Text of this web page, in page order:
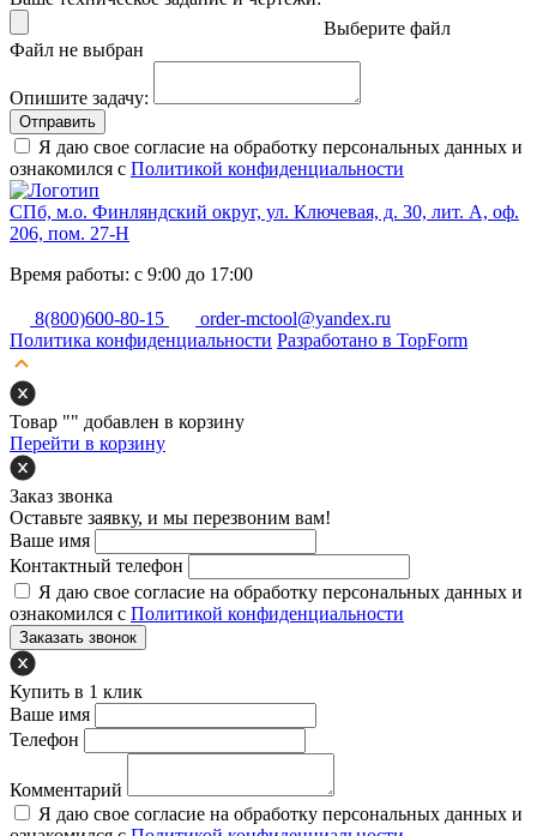
Выберите файл
Файл не выбран
Опишите задачу:
Отправить
Я даю свое согласие на обработку персональных данных и
ознакомился с Политикой конфиденциальности
СПб, м.о. Финляндский округ, ул. Ключевая, д. 30, лит. А, оф.
206, пом. 27-Н
Время работы: с 9:00 до 17:00
8(800)600-80-15
order-mctool@yandex.ru
Политика конфиденциальности Разработано в TopForm
Товар "" добавлен в корзину
Перейти в корзину
Заказ звонка
Оставьте заявку, и мы перезвоним вам!
Ваше имя
Контактный телефон
Я даю свое согласие на обработку персональных данных и
ознакомился с Политикой конфиденциальности
Заказать звонок
Купить в 1 клик
Ваше имя
Телефон
Комментарий
Я даю свое согласие на обработку персональных данных и